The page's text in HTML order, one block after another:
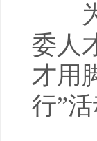
为
委人
才用
行”活